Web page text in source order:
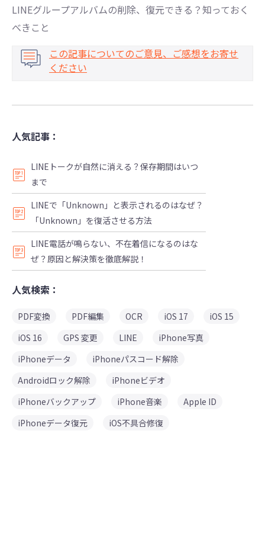
LINEグループアルバムの削除、復元できる？知っておく
べきこと
この記事についてのご意見、ご感想をお寄せ
ください
人気記事：
LINEトークが自然に消える？保存期間はいつ
まで
LINEで「Unknown」と表示されるのはなぜ？
「Unknown」を復活させる方法
LINE電話が鳴らない、不在着信になるのはな
ぜ？原因と解決策を徹底解説！
人気検索：
PDF変換 PDF編集 OCR iOS 17
iOS 15
iOS 16
GPS 変更 LINE
iPhone写真
iPhoneデータ
iPhoneパスコード解除
Androidロック解除
iPhoneビデオ
iPhoneバックアップ
iPhone音楽
Apple ID
iPhoneデータ復元
iOS不具合修復